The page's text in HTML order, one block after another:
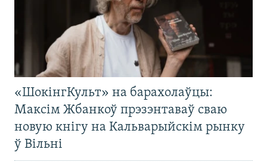
«ШокінгКульт» на барахолаўцы:
Максім Жбанкоў прэзэнтаваў сваю
новую кнігу на Кальварыйскім рынку
ў Вільні